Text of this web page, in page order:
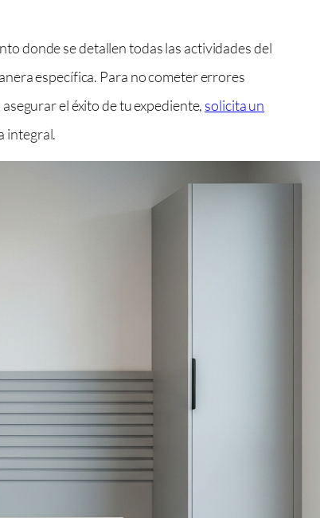
donde se detallen todas las actividades del
específica. Para no cometer errores
el éxito de tu expediente, solicita un
integral.